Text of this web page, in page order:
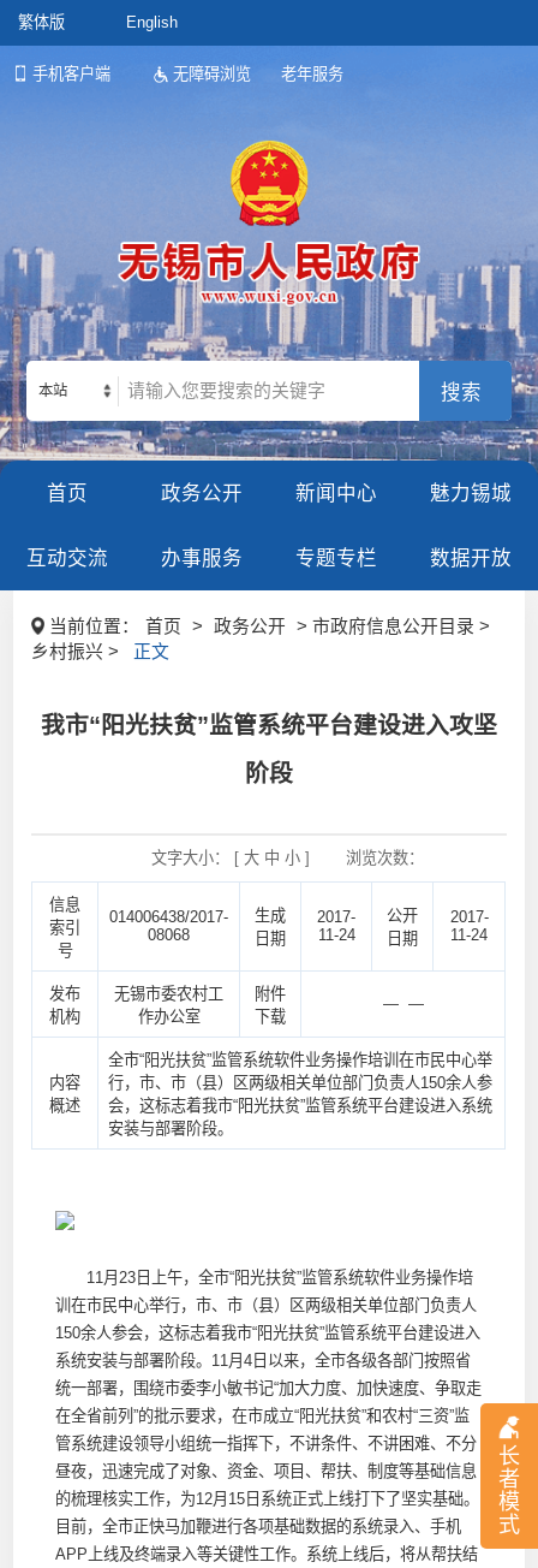
繁体版 English
手机客户端 无障碍浏览 老年服务
长
者
模
式
本站
首页 政务公开 新闻中心 魅力锡城
互动交流 办事服务 专题专栏 数据开放
当前位置： 首页 > 政务公开
> 市政府信息公开目录 >
乡村振兴 >
正文
我市“阳光扶贫”监管系统平台建设进入攻坚
阶段
文字大小： [ 大 中 小] 浏览次数：
信息
索引
号
014006438/2017-
08068
生成
日期
2017-
11-24
公开
日期
2017-
11-24
发布
机构
无锡市委农村工
作办公室
附件
下载
— —
内容
概述
全市“阳光扶贫”监管系统软件业务操作培训在市民中心举
行，市、市（县）区两级相关单位部门负责人150余人参
会，这标志着我市“阳光扶贫”监管系统平台建设进入系统
安装与部署阶段。
11月23日上午，全市“阳光扶贫”监管系统软件业务操作培
训在市民中心举行，市、市（县）区两级相关单位部门负责人
150余人参会，这标志着我市“阳光扶贫”监管系统平台建设进入
系统安装与部署阶段。11月4日以来，全市各级各部门按照省
统一部署，围绕市委李小敏书记“加大力度、加快速度、争取走
在全省前列”的批示要求，在市成立“阳光扶贫”和农村“三资”监
管系统建设领导小组统一指挥下，不讲条件、不讲困难、不分
昼夜，迅速完成了对象、资金、项目、帮扶、制度等基础信息
的梳理核实工作，为12月15日系统正式上线打下了坚实基础。
目前，全市正快马加鞭进行各项基础数据的系统录入、手机
APP上线及终端录入等关键性工作。系统上线后，将从帮扶结